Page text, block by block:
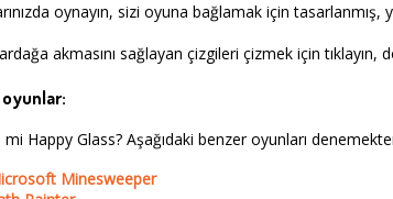
oynayın, sizi oyuna bağlamak için tasarlanmış,
akmasını sağlayan çizgileri çizmek için tıklayın,
Happy Glass? Aşağıdaki benzer oyunları
Minesweeper